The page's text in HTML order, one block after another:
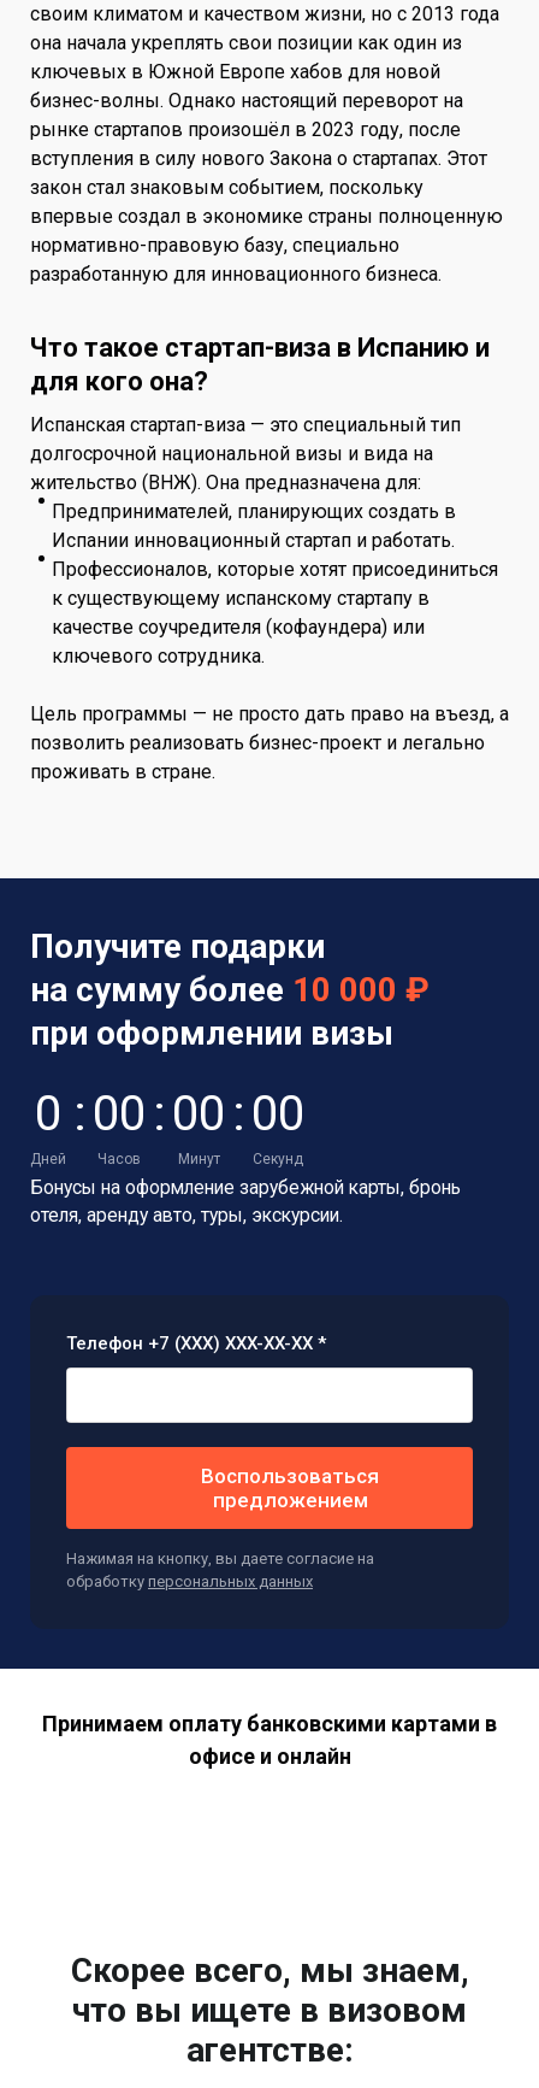
своим климатом и качеством жизни, но с 2013 года
она начала укреплять свои позиции как один из
ключевых в Южной Европе хабов для новой
бизнес-волны. Однако настоящий переворот на
рынке стартапов произошёл в 2023 году, после
вступления в силу нового Закона о стартапах. Этот
закон стал знаковым событием, поскольку
впервые создал в экономике страны полноценную
нормативно-правовую базу, специально
разработанную для инновационного бизнеса.
Что такое стартап-виза в Испанию и
для кого она?
Испанская стартап-виза — это специальный тип
долгосрочной национальной визы и вида на
жительство (ВНЖ). Она предназначена для:
Предпринимателей, планирующих создать в
Испании инновационный стартап и работать.
Профессионалов, которые хотят присоединиться
к существующему испанскому стартапу в
качестве соучредителя (кофаундера) или
ключевого сотрудника.
Цель программы — не просто дать право на въезд, а
позволить реализовать бизнес-проект и легально
проживать в стране.
Получите подарки
на сумму более 10 000 ₽
при оформлении визы
0
Дней
: 00
Часов
: 00
Минут
: 00
Секунд
Бонусы на оформление зарубежной карты, бронь
отеля, аренду авто, туры, экскурсии.
Телефон +7 (XXX) XXX-XX-XX *
Воспользоваться
предложением
Нажимая на кнопку, вы даете согласие на
обработку персональных данных
Принимаем оплату банковскими картами в
офисе и онлайн
Скорее всего, мы знаем,
что вы ищете в визовом
агентстве: